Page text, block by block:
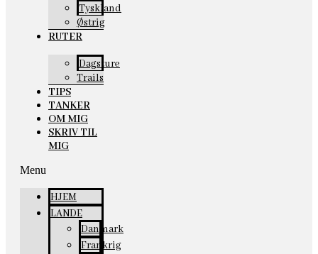
Tyskland
Østrig
RUTER
Dagsture
Trails
TIPS
TANKER
OM MIG
SKRIV TIL
MIG
Menu
HJEM
LANDE
Danmark
Frankrig